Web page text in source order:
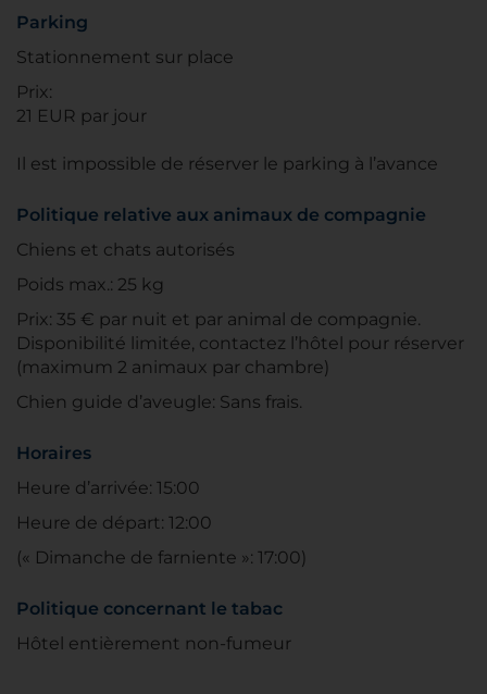
Parking
Stationnement sur place
Prix:
21 EUR par jour
Il est impossible de réserver le parking à l’avance
Politique relative aux animaux de compagnie
Chiens et chats autorisés
Poids max.: 25 kg
Prix: 35 € par nuit et par animal de compagnie.
Disponibilité limitée, contactez l’hôtel pour réserver
(maximum 2 animaux par chambre)
Chien guide d’aveugle: Sans frais.
Horaires
Heure d’arrivée: 15:00
Heure de départ: 12:00
(« Dimanche de farniente »: 17:00)
Politique concernant le tabac
Hôtel entièrement non-fumeur